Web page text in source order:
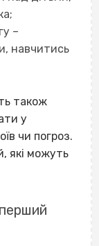
–
навчитись
також
у
чи погроз.
які можуть